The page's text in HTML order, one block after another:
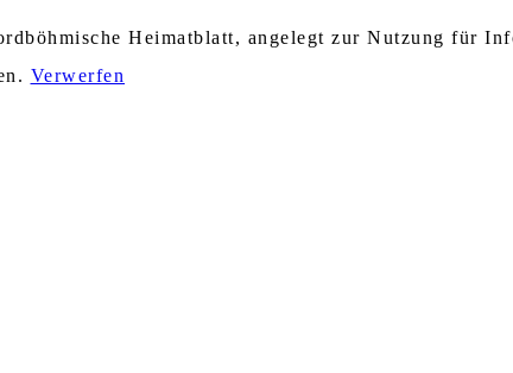
Heimatblatt, angelegt zur Nutzung für
Verwerfen